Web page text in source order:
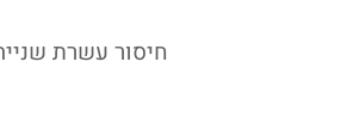
חיסור עשרת